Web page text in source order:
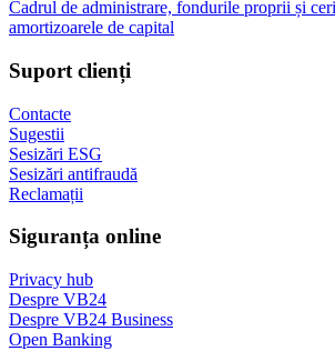
Cadrul de administrare, fondurile proprii și
amortizoarele de capital
Suport clienți
Contacte
Sugestii
Sesizări ESG
Sesizări antifraudă
Reclamații
Siguranța online
Privacy hub
Despre VB24
Despre VB24 Business
Open Banking